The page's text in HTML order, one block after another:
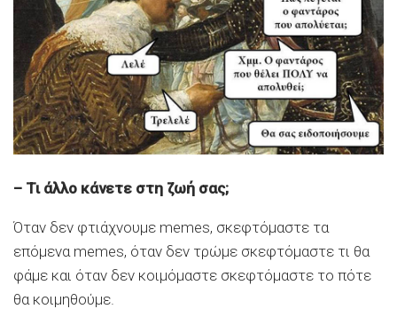
– Τι άλλο κάνετε στη ζωή σας;
Όταν δεν φτιάχνουμε memes, σκεφτόμαστε τα
επόμενα memes, όταν δεν τρώμε σκεφτόμαστε τι θα
φάμε και όταν δεν κοιμόμαστε σκεφτόμαστε το πότε
θα κοιμηθούμε.